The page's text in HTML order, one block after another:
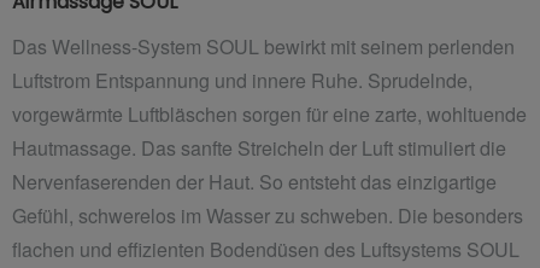
Das Wellness-System SOUL bewirkt mit seinem perlenden
Luftstrom Entspannung und innere Ruhe. Sprudelnde,
vorgewärmte Luftbläschen sorgen für eine zarte, wohltuende
Hautmassage. Das sanfte Streicheln der Luft stimuliert die
Nervenfaserenden der Haut. So entsteht das einzigartige
Gefühl, schwerelos im Wasser zu schweben. Die besonders
flachen und effizienten Bodendüsen des Luftsystems SOUL